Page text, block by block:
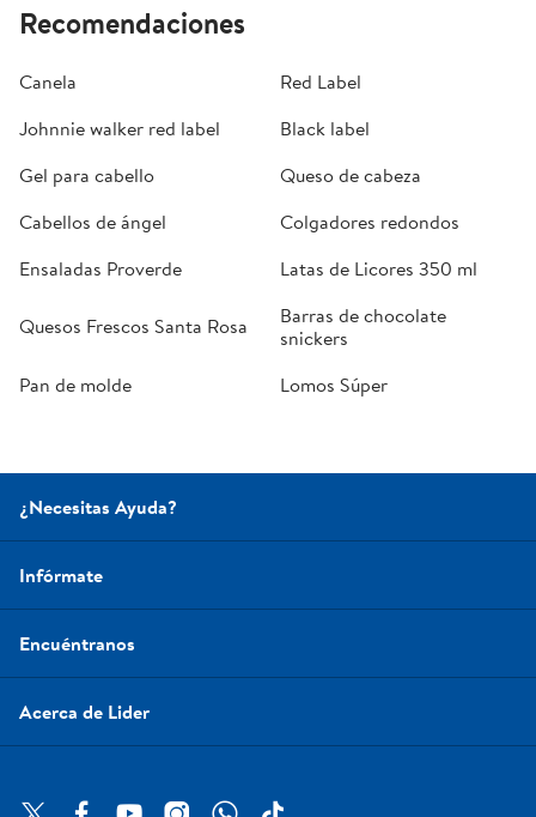
Recomendaciones
Canela
Red Label
Johnnie walker red label
Black label
Gel para cabello
Queso de cabeza
Cabellos de ángel
Colgadores redondos
Ensaladas Proverde
Latas de Licores 350 ml
Quesos Frescos Santa Rosa
Barras de chocolate
snickers
Pan de molde
Lomos Súper
¿Necesitas Ayuda?
Infórmate
Encuéntranos
Acerca de Lider